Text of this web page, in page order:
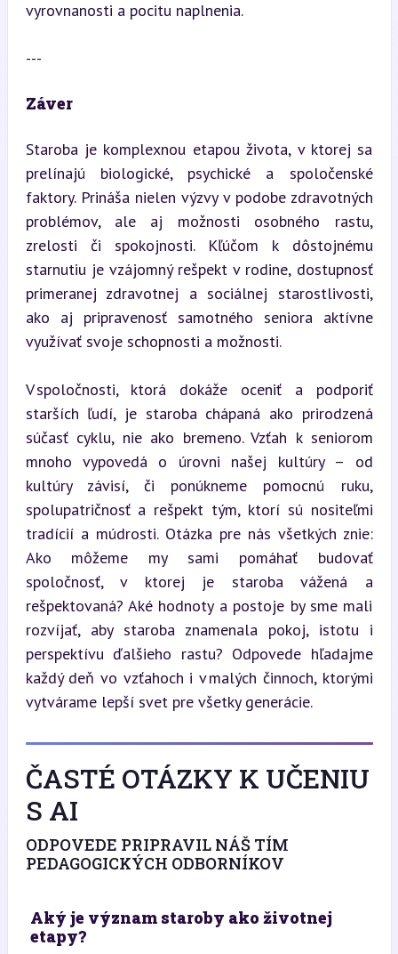
vyrovnanosti a pocitu naplnenia.
---
Záver
Staroba je komplexnou etapou života, v ktorej sa
prelínajú biologické, psychické a spoločenské
faktory. Prináša nielen výzvy v podobe zdravotných
problémov, ale aj možnosti osobného rastu,
zrelosti či spokojnosti. Kľúčom k dôstojnému
starnutiu je vzájomný rešpekt v rodine, dostupnosť
primeranej zdravotnej a sociálnej starostlivosti,
ako aj pripravenosť samotného seniora aktívne
využívať svoje schopnosti a možnosti.
V spoločnosti, ktorá dokáže oceniť a podporiť
starších ľudí, je staroba chápaná ako prirodzená
súčasť cyklu, nie ako bremeno. Vzťah k seniorom
mnoho vypovedá o úrovni našej kultúry – od
kultúry závisí, či ponúkneme pomocnú ruku,
spolupatričnosť a rešpekt tým, ktorí sú nositeľmi
tradícií a múdrosti. Otázka pre nás všetkých znie:
Ako môžeme my sami pomáhať budovať
spoločnosť, v ktorej je staroba vážená a
rešpektovaná? Aké hodnoty a postoje by sme mali
rozvíjať, aby staroba znamenala pokoj, istotu i
perspektívu ďalšieho rastu? Odpovede hľadajme
každý deň vo vzťahoch i v malých činnoch, ktorými
vytvárame lepší svet pre všetky generácie.
ČASTÉ OTÁZKY K UČENIU
S AI
ODPOVEDE PRIPRAVIL NÁŠ TÍM
PEDAGOGICKÝCH ODBORNÍKOV
Aký je význam staroby ako životnej
etapy?